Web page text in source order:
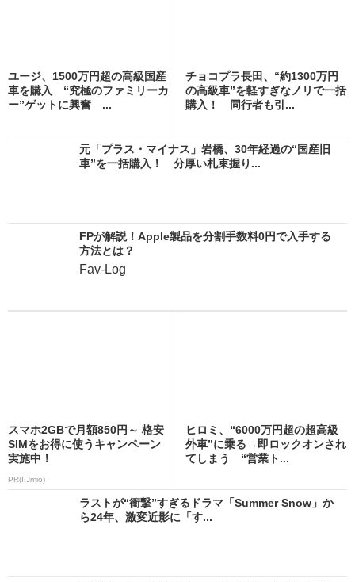
ユージ、1500万円超の高級国産
車を購入 “究極のファミリーカ
ー”ゲットに興奮 ...
チョコプラ長田、“約1300万円
の高級車”を軽すぎなノリで一括
購入！ 同行者も引...
元「プラス・マイナス」岩橋、30年経過の“国産旧
車”を一括購入！ 分厚い札束握り...
FPが解説！Apple製品を分割手数料0円で入手する
方法とは？
Fav-Log
スマホ2GBで月額850円～ 格安
SIMをお得に使うキャンペーン
実施中！
PR(IIJmio)
ヒロミ、“6000万円超の超高級
外車”に乗る→即ロックオンされ
てしまう “営業ト...
ラストが“衝撃”すぎるドラマ「Summer Snow」か
ら24年、激変近影に「す...